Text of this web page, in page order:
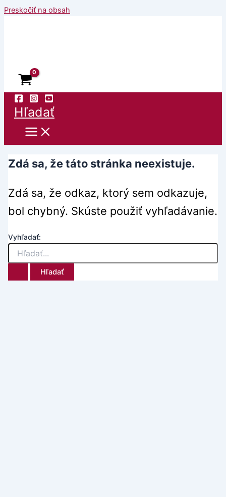
Preskočiť na obsah
Hľadať
Zdá sa, že táto stránka neexistuje.
Zdá sa, že odkaz, ktorý sem odkazuje,
bol chybný. Skúste použiť vyhľadávanie.
Vyhľadať: